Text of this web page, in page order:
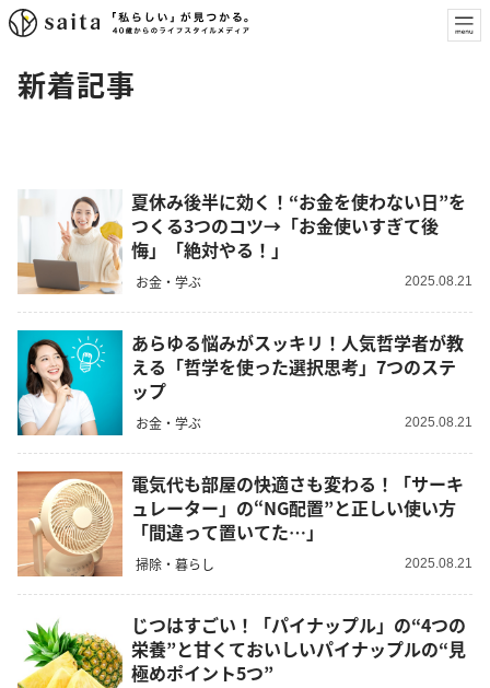
新着記事
夏休み後半に効く！“お金を使わない日”を
つくる3つのコツ→「お金使いすぎて後
悔」「絶対やる！」
お金・学ぶ 2025.08.21
あらゆる悩みがスッキリ！人気哲学者が教
える「哲学を使った選択思考」7つのステ
ップ
お金・学ぶ 2025.08.21
電気代も部屋の快適さも変わる！「サーキ
ュレーター」の“NG配置”と正しい使い方
「間違って置いてた…」
掃除・暮らし 2025.08.21
じつはすごい！「パイナップル」の“4つの
栄養”と甘くておいしいパイナップルの“見
極めポイント5つ”